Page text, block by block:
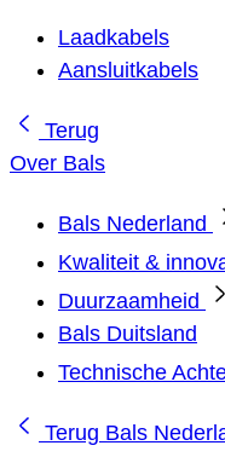
Laadkabels
Aansluitkabels
Terug
Over Bals
Bals Nederland
Kwaliteit &
Duurzaamheid
Bals Duitsland
Technische
Terug Bals